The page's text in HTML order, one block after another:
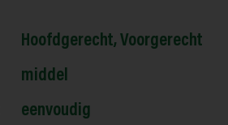
Hoofdgerecht, Voorgerecht
middel
eenvoudig